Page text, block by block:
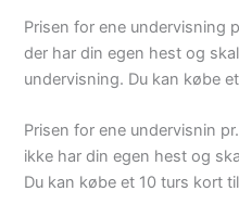
Prisen for ene undervisning
der har din egen hest og
undervisning. Du kan købe
Prisen for ene undervisnin
ikke har din egen hest og
Du kan købe et 10 turs kort